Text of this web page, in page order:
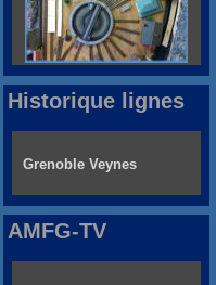
Historique lignes
Grenoble Veynes
AMFG-TV